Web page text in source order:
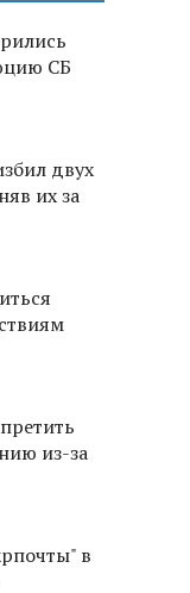
СБ
двух
их за
из-за
в